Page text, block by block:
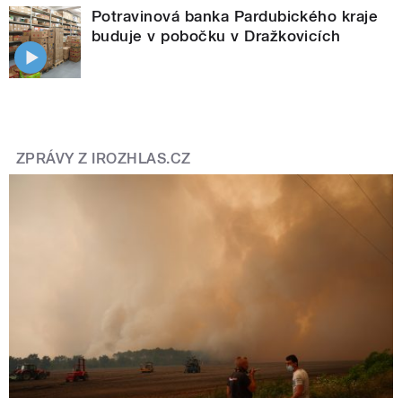
Potravinová banka Pardubického kraje
buduje v pobočku v Dražkovicích
ZPRÁVY Z IROZHLAS.CZ